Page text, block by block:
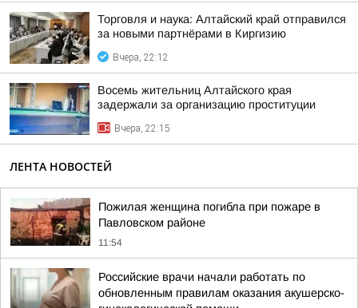
Торговля и наука: Алтайский край отправился
за новыми партнёрами в Киргизию
Вчера, 22:12
Восемь жительниц Алтайского края
задержали за организацию проституции
Вчера, 22:15
ЛЕНТА НОВОСТЕЙ
Пожилая женщина погибла при пожаре в
Павловском районе
11:54
Российские врачи начали работать по
обновленным правилам оказания акушерско-